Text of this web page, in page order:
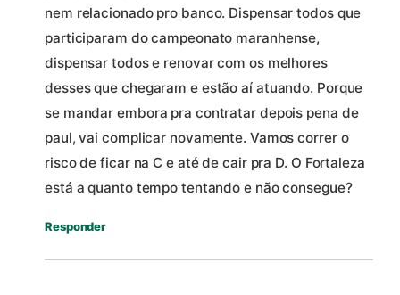
nem relacionado pro banco. Dispensar todos que
participaram do campeonato maranhense,
dispensar todos e renovar com os melhores
desses que chegaram e estão aí atuando. Porque
se mandar embora pra contratar depois pena de
paul, vai complicar novamente. Vamos correr o
risco de ficar na C e até de cair pra D. O Fortaleza
está a quanto tempo tentando e não consegue?
Responder